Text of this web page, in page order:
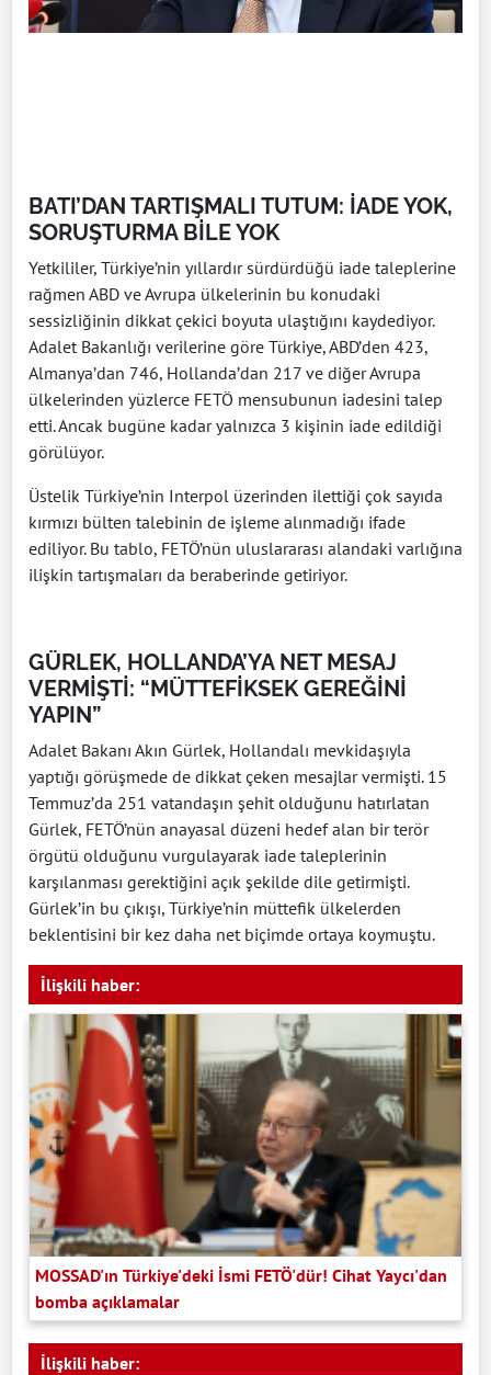
BATI’DAN TARTIŞMALI TUTUM: İADE YOK,
SORUŞTURMA BİLE YOK
Yetkililer, Türkiye’nin yıllardır sürdürdüğü iade taleplerine
rağmen ABD ve Avrupa ülkelerinin bu konudaki
sessizliğinin dikkat çekici boyuta ulaştığını kaydediyor.
Adalet Bakanlığı verilerine göre Türkiye, ABD’den 423,
Almanya’dan 746, Hollanda’dan 217 ve diğer Avrupa
ülkelerinden yüzlerce FETÖ mensubunun iadesini talep
etti. Ancak bugüne kadar yalnızca 3 kişinin iade edildiği
görülüyor.
Üstelik Türkiye’nin Interpol üzerinden ilettiği çok sayıda
kırmızı bülten talebinin de işleme alınmadığı ifade
ediliyor. Bu tablo, FETÖ’nün uluslararası alandaki varlığına
ilişkin tartışmaları da beraberinde getiriyor.
GÜRLEK, HOLLANDA’YA NET MESAJ
VERMİŞTİ: “MÜTTEFİKSEK GEREĞİNİ
YAPIN”
Adalet Bakanı Akın Gürlek, Hollandalı mevkidaşıyla
yaptığı görüşmede de dikkat çeken mesajlar vermişti. 15
Temmuz’da 251 vatandaşın şehit olduğunu hatırlatan
Gürlek, FETÖ’nün anayasal düzeni hedef alan bir terör
örgütü olduğunu vurgulayarak iade taleplerinin
karşılanması gerektiğini açık şekilde dile getirmişti.
Gürlek’in bu çıkışı, Türkiye’nin müttefik ülkelerden
beklentisini bir kez daha net biçimde ortaya koymuştu.
İlişkili haber:
MOSSAD'ın Türkiye'deki İsmi FETÖ'dür! Cihat Yaycı'dan
bomba açıklamalar
İlişkili haber: